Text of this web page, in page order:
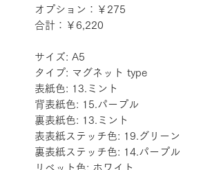
オプション：￥275
合計：￥6,220
サイズ: A5
タイプ: マグネット type
表紙色: 13.ミント
背表紙色: 15.パープル
裏表紙色: 13.ミント
表表紙ステッチ色: 19.グリーン
裏表紙ステッチ色: 14.パープル
リベット色: ホワイト